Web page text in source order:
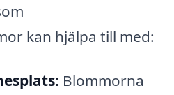
kan hjälpa till med:
Blommorna